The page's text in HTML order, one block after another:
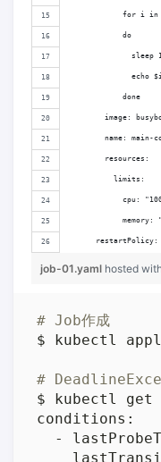
for i in
            do
sleep
echo
            done
image:
name: main-
        resources:
          limits:
cpu:
memory:
restartPolicy:
job-01.yaml hosted
# Job作成
#
$ kubectl get
-